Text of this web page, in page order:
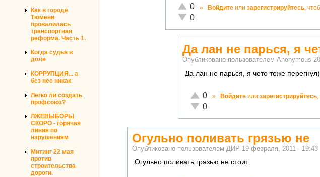
Как в городе
Тюмени
провалилась
транспортная
реформа. Часть 1.
Когда судья в
доле
КОРРУПЦИЯ... а
без нее никак
Легко ли создать
профсоюз?
ЛЖЕВЫБОРЫ
СКОРО - горячая
линия по
нарушениям
Митинг 22 мая
против
строительства
дороги.
Отлично!
0
Неадекватно!
0
» Войдите или зарегистрируйтесь,
Да лан не парься, я
Опубликовано пользователем Anonymous
Да лан не парься, я чето тоже перегнул)
Отлично!
0
Неадекватно!
0
» Войдите или зарегистрируйтесь
Огульно поливать грязью не
Опубликовано пользователем ДИР 19 февраля, 2011 - 19:43
Огульно поливать грязью не стоит.